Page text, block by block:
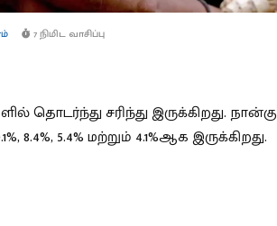
7 நிமிட வாசிப்பு
தொடர்ந்து சரிந்து இருக்கிறது. நான்கு
8.4%, 5.4% மற்றும் 4.1%ஆக இருக்கிறது.